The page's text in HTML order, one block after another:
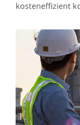
kosteneffizient